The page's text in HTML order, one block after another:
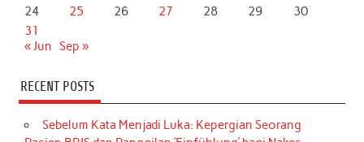
24
25 26 27 28 29
30
31
« Jun Sep »
RECENT POSTS
Sebelum Kata Menjadi Luka: Kepergian Seorang